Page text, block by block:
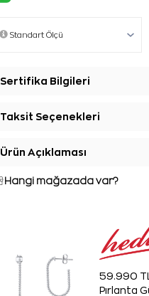
Sertifika Bilgileri
Taksit Seçenekleri
Ürün Açıklaması
Hangi mağazada var?
59.990
Pırlanta